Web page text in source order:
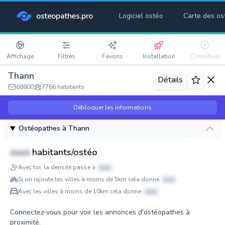
osteopathes.pro Logiciel ostéo Carte des
Affichage Filtres Favoris Installation Contribuer
Thann
68800 7766 habitants
Détails
Débloquer les informations
Ostéopathes à Thann
xxxx habitants/ostéo
Avec toi, la densité passe à
xxxx
Si on rajoute les villes à moins de 5km cela donne
xxxx
Avec les villes à moins de 10km cela donne
xxxx
Connectez-vous pour voir les annonces d'ostéopathes à
proximité.